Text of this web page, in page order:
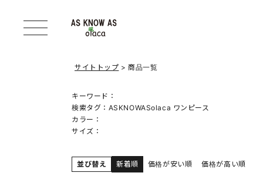
サイトトップ 商品一覧
キーワード：
検索タグ： ASKNOWASolaca ワンピース
カラー：
サイズ：
並び替え 新着順 価格が安い順 価格が高い順